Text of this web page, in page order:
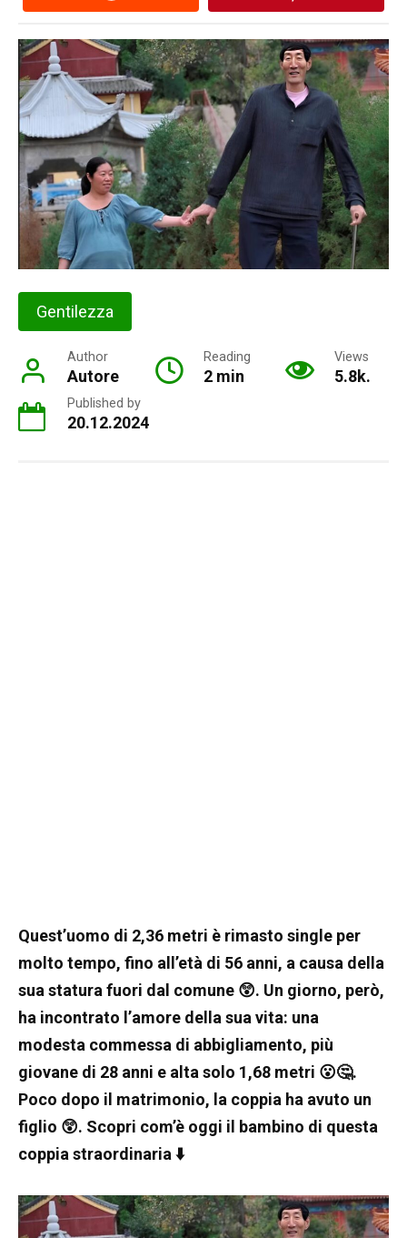
Gentilezza
Author
Autore
Reading
2 min
Views
5.8k.
Published by
20.12.2024
Quest’uomo di 2,36 metri è rimasto single per
molto tempo, fino all’età di 56 anni, a causa della
sua statura fuori dal comune 😲. Un giorno, però,
ha incontrato l’amore della sua vita: una
modesta commessa di abbigliamento, più
giovane di 28 anni e alta solo 1,68 metri 😮🤔.
Poco dopo il matrimonio, la coppia ha avuto un
figlio 😲. Scopri com’è oggi il bambino di questa
coppia straordinaria ⬇️